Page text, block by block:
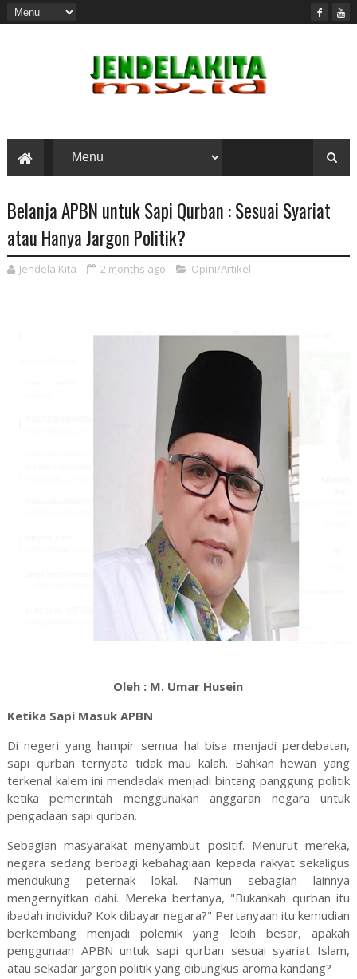
Belanja APBN untuk Sapi Qurban : Sesuai Syariat
atau Hanya Jargon Politik?
Jendela Kita 2 months ago Opini/Artikel
Oleh : M. Umar Husein
Ketika Sapi Masuk APBN
Di negeri yang hampir semua hal bisa menjadi perdebatan,
sapi qurban ternyata tidak mau kalah. Bahkan hewan yang
terkenal kalem ini mendadak menjadi bintang panggung politik
ketika pemerintah menggunakan anggaran negara untuk
pengadaan sapi qurban.
Sebagian masyarakat menyambut positif. Menurut mereka,
negara sedang berbagi kebahagiaan kepada rakyat sekaligus
mendukung peternak lokal. Namun sebagian lainnya
mengernyitkan dahi. Mereka bertanya, "Bukankah qurban itu
ibadah individu? Kok dibayar negara?" Pertanyaan itu kemudian
berkembang menjadi polemik yang lebih besar, apakah
penggunaan APBN untuk sapi qurban sesuai syariat Islam,
atau sekadar jargon politik yang dibungkus aroma kandang?